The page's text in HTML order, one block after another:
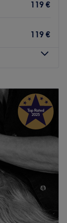
119 €
119 €
19:00
19:00
–19:00
19:00
–19:00
Ayurveda
kleinen,